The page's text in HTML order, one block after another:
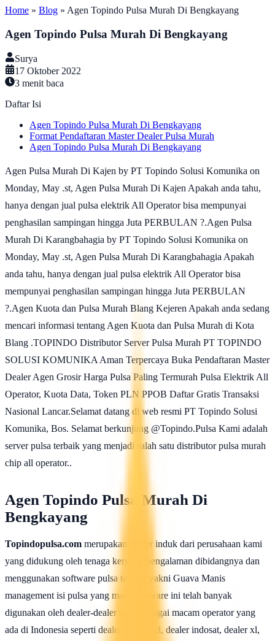
Home » Blog » Agen Topindo Pulsa Murah Di Bengkayang
Agen Topindo Pulsa Murah Di Bengkayang
Surya
17 Oktober 2022
3 menit baca
Daftar Isi
Agen Topindo Pulsa Murah Di Bengkayang
Format Pendaftaran Master Dealer Pulsa Murah
Agen Topindo Pulsa Murah Di Bengkayang
Agen Pulsa Murah Di Kajen by PT Topindo Solusi Komunika on
Monday, May .st, Agen Pulsa Murah Di Kajen Apakah anda tahu,
hanya dengan jual pulsa elektrik All Operator bisa mempunyai
penghasilan sampingan hingga Juta PERBULAN ?.Agen Pulsa
Murah Di Karangbahagia by PT Topindo Solusi Komunika on
Monday, May .st, Agen Pulsa Murah Di Karangbahagia Apakah
anda tahu, hanya dengan jual pulsa elektrik All Operator bisa
mempunyai penghasilan sampingan hingga Juta PERBULAN
?.Agen Kuota dan Pulsa Murah Blang Kejeren Apakah anda sedang
mencari informasi tentang Agen Kuota dan Pulsa Murah di Kota
Blang .TOPINDO Distributor Server Pulsa Murah PT TOPINDO
SOLUSI KOMUNIKA Aman Terpercaya Buka Pendaftaran Master
Dealer Agen Grosir Harga Pulsa Paling Termurah Pulsa Elektrik All
Operator, Kuota Data, Token PLN PPOB Daftar Gratis Transaksi
Nasional Lancar.Selamat datang di web resmi PT Topindo Solusi
Komunika, Bos. Selamat berkunjung @Topindo.Pulsa Kami adalah
server pulsa terbaik yang menjadi salah satu distributor pulsa murah
chip all operator..
Agen Topindo Pulsa Murah Di
Bengkayang
Topindopulsa.com merupakan server induk dari perusahaan kami
yang didukung oleh tenaga kerja berpengalaman dibidangnya dan
menggunakan software pulsa terbaik yakni Guava Manis
management isi pulsa yang mana software ini telah banyak
digunakan oleh dealer-dealer dari berbagai macam operator yang
ada di Indonesia seperti dealer telkomsel, dealer indosat, dealer xl,